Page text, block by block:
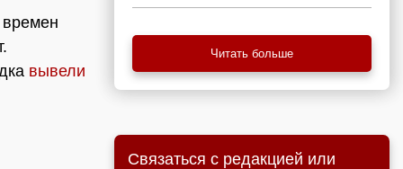
вывели
Читать больше
Связаться с редакцией или